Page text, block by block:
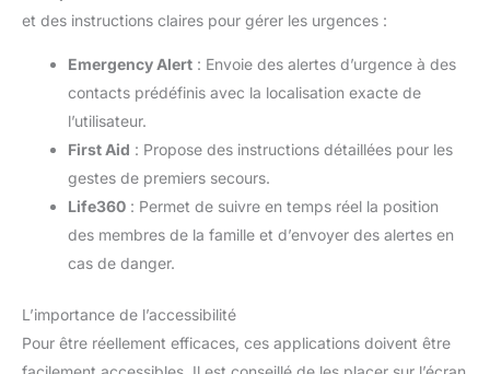
et des instructions claires pour gérer les urgences :
Emergency Alert : Envoie des alertes d’urgence à des
contacts prédéfinis avec la localisation exacte de
l’utilisateur.
First Aid : Propose des instructions détaillées pour les
gestes de premiers secours.
Life360 : Permet de suivre en temps réel la position
des membres de la famille et d’envoyer des alertes en
cas de danger.
L’importance de l’accessibilité
Pour être réellement efficaces, ces applications doivent être